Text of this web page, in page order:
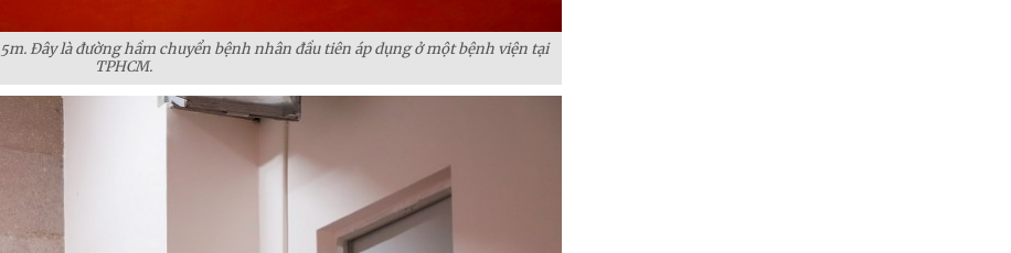
Đây là đường hầm chuyển bệnh nhân đầu tiên áp dụng ở một bệnh viện tại
TPHCM.